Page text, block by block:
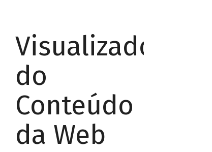
Visualizador
do
Conteúdo
da Web